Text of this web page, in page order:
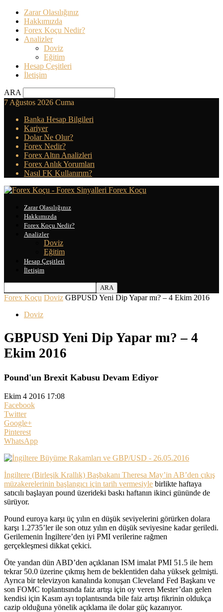
Zarar Olasılığınız
Hakkımızda
Forex Koçu Nedir?
Analizler
Doviz
Eğitim
Hesap Çeşitleri
İletişim
ARA
7 Ağustos 2026 Cuma
Banka Hesap Bilgileri
Kariyer
Dolar Ne Olur?
Forex Nedir?
Forex Altın Analizleri
Forex Anlık Yorumları
Nasıl FK Kullanırım?
Forex Koçu
Zarar Olasılığınız
Hakkımızda
Forex Koçu Nedir?
Analizler
Doviz
Eğitim
Hesap Çeşitleri
İletişim
Forex Koçu Doviz GBPUSD Yeni Dip Yapar mı? – 4 Ekim 2016
Doviz
GBPUSD Yeni Dip Yapar mı? – 4
Ekim 2016
Pound'un Brexit Kabusu Devam Ediyor
Ekim 4 2016 17:08
Facebook
Twitter
Google+
Pinterest
WhatsApp
İngiltere (Birleşik Krallık) Başbakanı Theresa May’in AB’den çıkış
müzakerelerinin başlangıcı için tarih vermesiyle birlikte haftaya
satıcılı başlayan pound üzerideki baskı haftanın ikinci gününde de
sürüyor.
Pound euroya karşı üç yılın en düşük seviyelerini görürken dolara
karşı 1.2735’ler ile son otuz yılın en düşük seviyesine kadar geriledi.
Gerilemenin İngiltere’den iyi PMI verilerine rağmen
gerçekleşmesi dikkat çekici.
Öte yandan dün ABD’den açıklanan ISM imalat PMI 51.5 ile hem
tekrar 50.0 üzerine çıkmış hem de beklentiden daha yüksek gelmişti.
Ayrıca bir televizyon kanalında konuşan Cleveland Fed Başkanı ve
son FOMC toplantısında faiz artışı için oy veren Mester’dan gelen
kendisi için Kasım ayı toplantısında bile faiz artışı fikrinin oldukça
cazip olduğuna yönelik açıklama ile dolar güç kazanıyor.